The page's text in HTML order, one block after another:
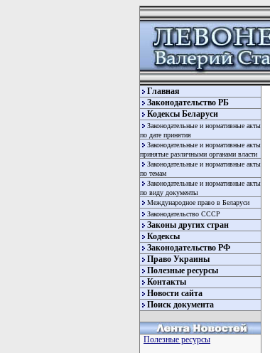
Главная
Законодательство РБ
Кодексы Беларуси
Законодательные и нормативные акты
по дате принятия
Законодательные и нормативные акты
принятые различными органами власти
Законодательные и нормативные акты
по темам
Законодательные и нормативные акты
по виду документы
Международное право в Беларуси
Законодательство СССР
Законы других стран
Кодексы
Законодательство РФ
Право Украины
Полезные ресурсы
Контакты
Новости сайта
Поиск документа
Полезные ресурсы